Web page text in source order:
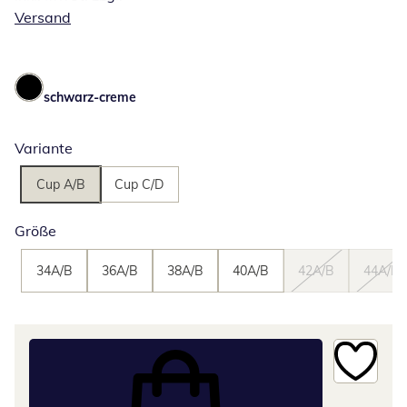
Versand
schwarz-creme
Variante
Cup A/B Cup C/D
Größe
34A/B 36A/B 38A/B 40A/B 42A/B 44A/B